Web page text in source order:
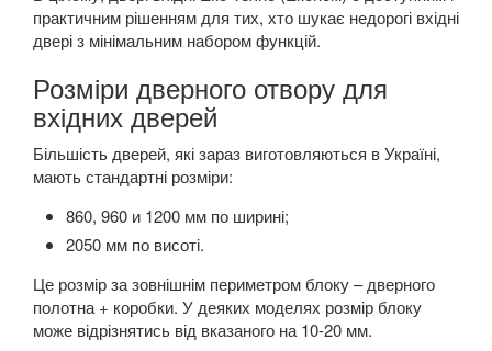
практичним рішенням для тих, хто шукає недорогі вхідні
двері з мінімальним набором функцій.
Розміри дверного отвору для
вхідних дверей
Більшість дверей, які зараз виготовляються в Україні,
мають стандартні розміри:
860, 960 и 1200 мм по ширині;
2050 мм по висоті.
Це розмір за зовнішнім периметром блоку – дверного
полотна + коробки. У деяких моделях розмір блоку
може відрізнятись від вказаного на 10-20 мм.